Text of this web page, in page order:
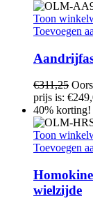
Toon
Toevoegen
€311,25
prijs is:
40% korting!
Toon
Toevoegen
wielzijde